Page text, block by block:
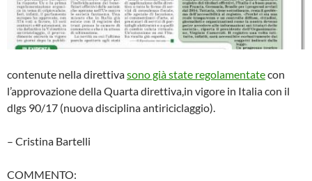
contenute nella direttivasono già state regolamentatecon
l’approvazione della Quarta direttiva,in vigore in Italia con il
dlgs 90/17 (nuova disciplina antiriciclaggio).
– Cristina Bartelli
COMMENTO: